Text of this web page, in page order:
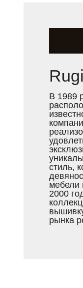
В 1989
стиль,
мебели
2000
рынка